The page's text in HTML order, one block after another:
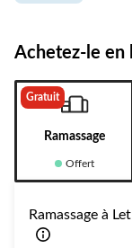
Achetez-le en
Gratuit
Ramassage
Offert
Ramassage à